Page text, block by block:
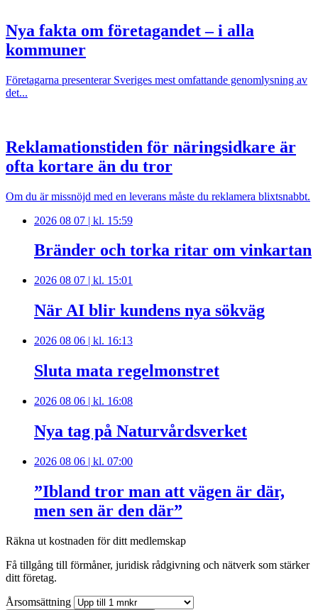
Nya fakta om företagandet – i alla
kommuner
Företagarna presenterar Sveriges mest omfattande genomlysning av
det...
Reklamationstiden för näringsidkare är
ofta kortare än du tror
Om du är missnöjd med en leverans måste du reklamera blixtsnabbt.
2026 08 07 | kl. 15:59
Bränder och torka ritar om vinkartan
2026 08 07 | kl. 15:01
När AI blir kundens nya sökväg
2026 08 06 | kl. 16:13
Sluta mata regelmonstret
2026 08 06 | kl. 16:08
Nya tag på Naturvårdsverket
2026 08 06 | kl. 07:00
”Ibland tror man att vägen är där,
men sen är den där”
Räkna ut kostnaden för ditt medlemskap
Få tillgång till förmåner, juridisk rådgivning och nätverk som stärker
ditt företag.
Årsomsättning